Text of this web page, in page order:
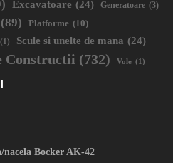
Excavatoare (24) Generatoare (3)
(89) Platforme (10)
(1) Scule si unelte de mana (24)
Constructii (732) Vole (1)
Bocker AK-42